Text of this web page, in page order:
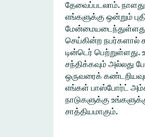
தேவைப்படலாம்.
எங்களுக்கு ஒன்றும்
செய்கின்ற நபர்களால்
டின்டெர்
சந்திக்கவும் அல்லது
ஒருவரைக்
எங்கள் பாஸ்போர்ட்
நாடுகளுக்கு
சாத்தியமாகும்.